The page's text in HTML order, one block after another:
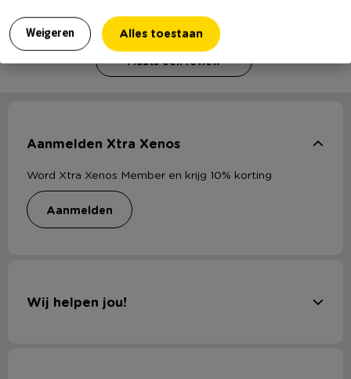
Weigeren Alles toestaan
ter verificatie.
Plaats een review
Aanmelden Xtra Xenos
Word Xtra Xenos Member en krijg 10% korting
aanmelden
Wij helpen jou!